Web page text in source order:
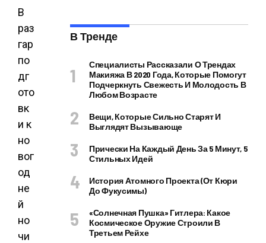
В
раз
гар
по
дг
ото
вк
и к
но
вог
од
не
й
но
чи
В Тренде
Специалисты Рассказали О Трендах
Макияжа В 2020 Года, Которые Помогут
Подчеркнуть Свежесть И Молодость В
Любом Возрасте
Вещи, Которые Сильно Старят И
Выглядят Вызывающе
Прически На Каждый День За 5 Минут, 5
Стильных Идей
История Атомного Проекта (от Кюри
До Фукусимы)
«Солнечная Пушка» Гитлера: Какое
Космическое Оружие Строили В
Третьем Рейхе